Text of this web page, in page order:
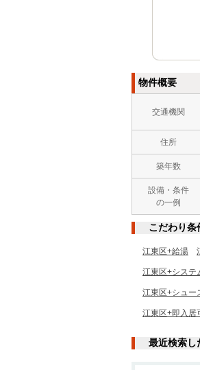
物件概要
交通機関
住所
築年数
設備・条件
の一例
こだわり条
江東区+給湯
江東区+システ
江東区+シュー
江東区+即入居
最近検索し